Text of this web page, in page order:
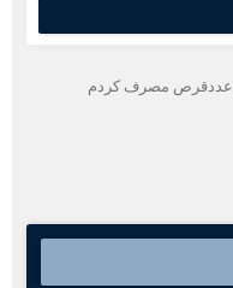
سلام ۱۰ روز یه روز نصف قرص و یک روز ۱عددقرص مصرف کردم